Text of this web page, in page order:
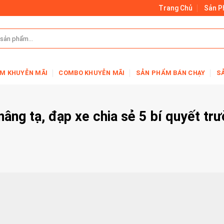
Trang Chủ Sản
KHUYỄN MÃI COMBO KHUYỄN MÃI SẢN PHẨM BÁN CHẠY
tạ, đạp xe chia sẻ 5 bí quyết